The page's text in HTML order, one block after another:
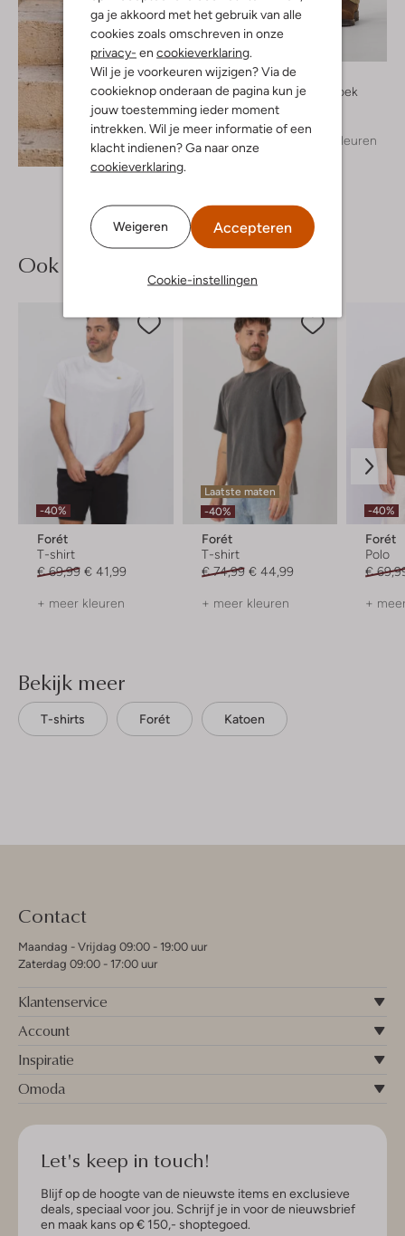
ga je akkoord met het gebruik van alle
cookies zoals omschreven in onze
privacy- en cookieverklaring
Wil je je voorkeuren wijzigen? Via de
cookieknop onderaan de pagina kun je
jouw toestemming ieder moment
intrekken. Wil je meer informatie of een
klacht indienen? Ga naar onze
cookieverklaring
Weigeren Accepteren
Cookie-instellingen
Ontdek de look
Forét
Wijde broek
+ meer kleuren
Ook iets voor jou?
-40%
Forét
T-shirt
€ 69,99 € 41,99
+ meer kleuren
Laatste maten
-40%
Forét
T-shirt
€ 74,99 € 44,99
+ meer kleuren
-40%
Forét
Polo
€
+
Bekijk meer
T-shirts Forét Katoen
Contact
Maandag - Vrijdag 09:00 - 19:00 uur
Zaterdag 09:00 - 17:00 uur
Klantenservice
Account
Inspiratie
Omoda
Let's keep in touch!
Blijf op de hoogte van de nieuwste items en exclusieve
deals, speciaal voor jou. Schrijf je in voor de nieuwsbrief
en maak kans op € 150,- shoptegoed.